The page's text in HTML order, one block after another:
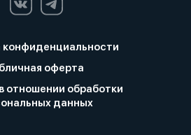
конфиденциальности
оферта
отношении обработки
данных